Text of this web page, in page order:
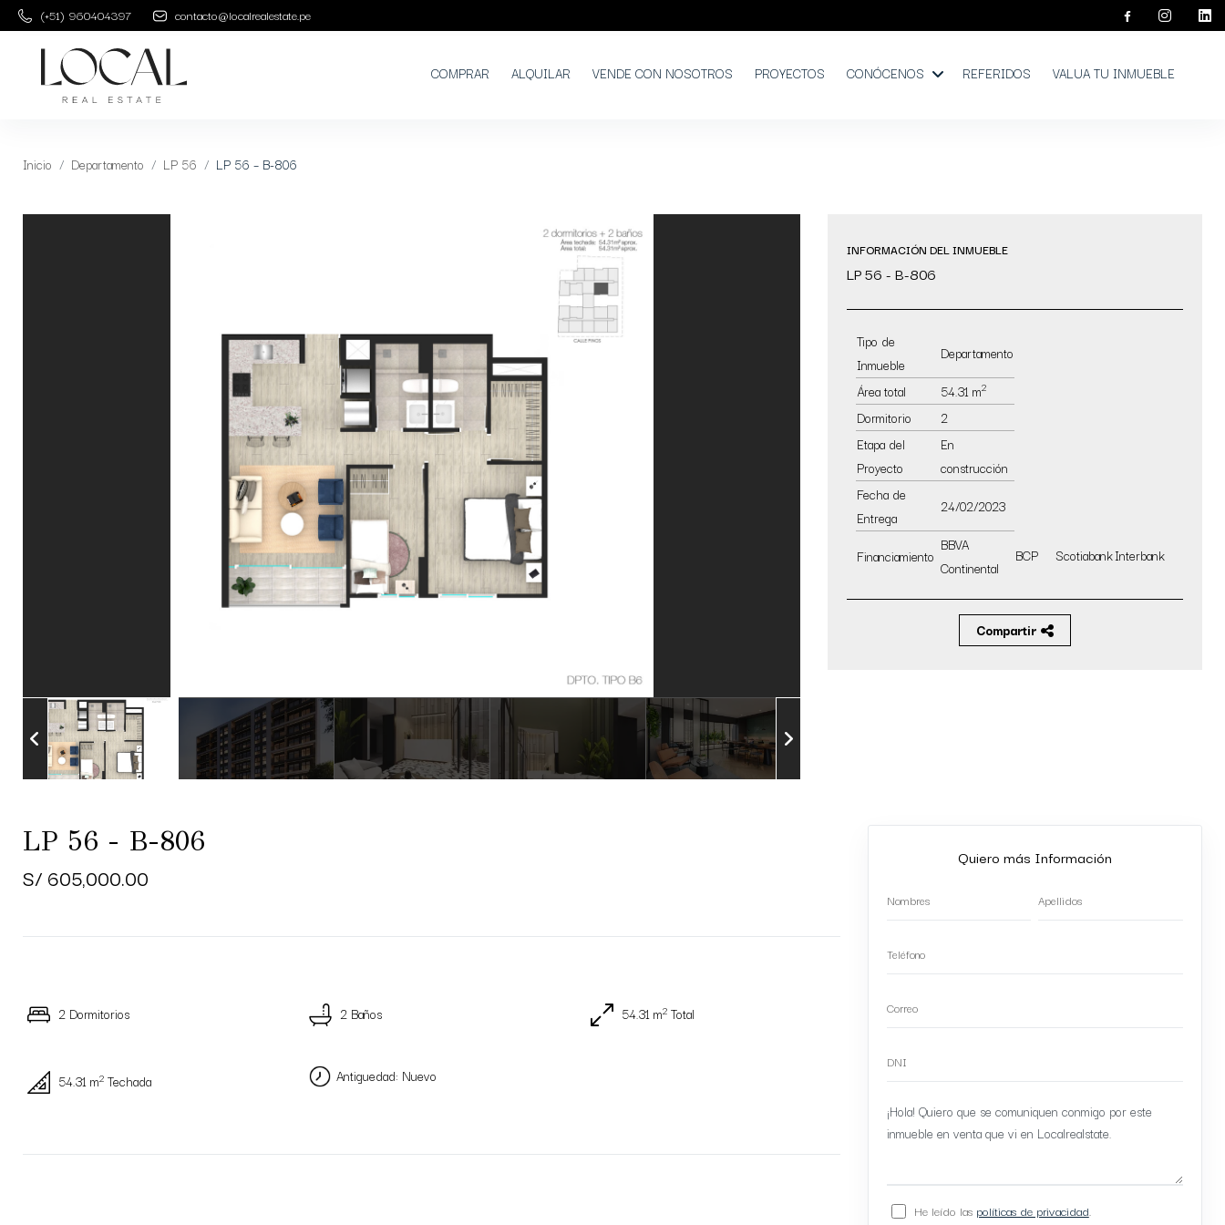
(+51) 960404397 contacto@localrealestate.pe
COMPRAR ALQUILAR VENDE CON NOSOTROS PROYECTOS CONÓCENOS REFERIDOS VALUA TU INMUEBLE
Inicio Departamento LP 56 LP 56 – B-806
INFORMACIÓN DEL INMUEBLE
LP 56 - B-806
Tipo de
Inmueble
Departamento
Área total
54.31 m2
Dormitorio
2
Etapa del
Proyecto
En
construcción
Fecha de
Entrega
24/02/2023
Financiamiento
BBVA
Continental
BCP ScotiabankInterbank
Compartir
LP 56 - B-806
S/ 605,000.00
2 Dormitorios 2 Baños 54.31 m2Total
54.31 m2 Techada Antiguedad: Nuevo
Quiero más Información
He leído las políticas de privacidad.